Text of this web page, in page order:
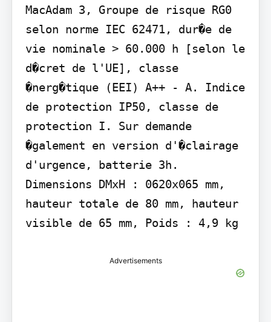
MacAdam 3, Groupe de risque RG0
selon norme IEC 62471, dur�e de
vie nominale > 60.000 h [selon le
d�cret de l'UE], classe
�nerg�tique (EEI) A++ - A. Indice
de protection IP50, classe de
protection I. Sur demande
�galement en version d'�clairage
d'urgence, batterie 3h.
Dimensions DMxH : 0620x065 mm,
hauteur totale de 80 mm, hauteur
visible de 65 mm, Poids : 4,9 kg
Advertisements